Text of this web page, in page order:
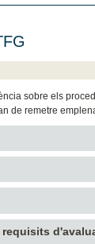
sobre els
de remetre